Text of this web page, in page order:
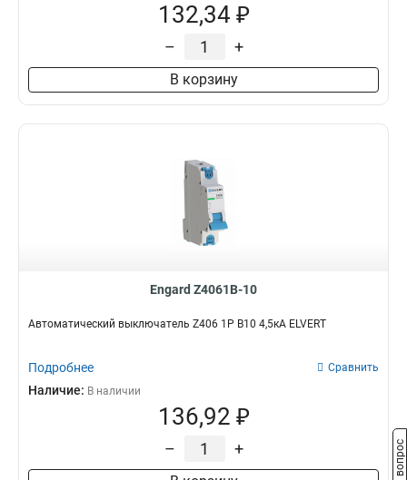
132,34 ₽
– +
В корзину
Engard Z4061B-10
Автоматический выключатель Z406 1Р B10 4,5кА ELVERT
Подробнее Сравнить
Наличие: В наличии
136,92 ₽
– +